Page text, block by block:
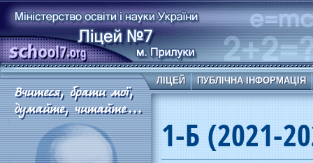
ЛІЦЕЙ ПУБЛІЧНА ІНФОРМАЦІЯ
1-Б (2021-